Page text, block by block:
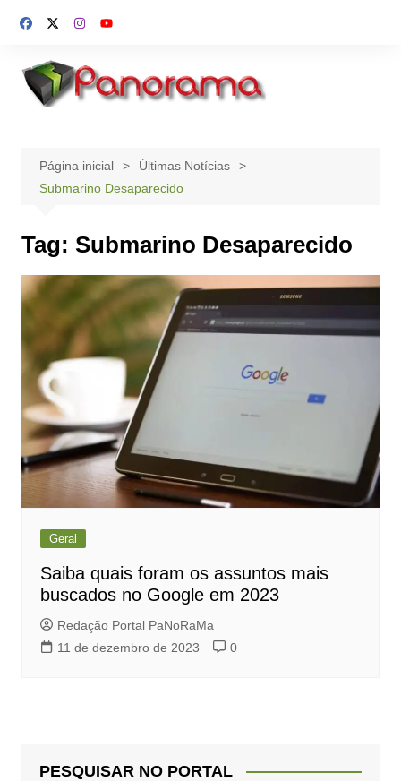
para
conteúdo
Página inicial
Últimas Notícias
Submarino Desaparecido
Tag: Submarino Desaparecido
Geral
Saiba quais foram os assuntos mais
buscados no Google em 2023
Redação Portal PaNoRaMa
11 de dezembro de 2023
0
PESQUISAR NO PORTAL